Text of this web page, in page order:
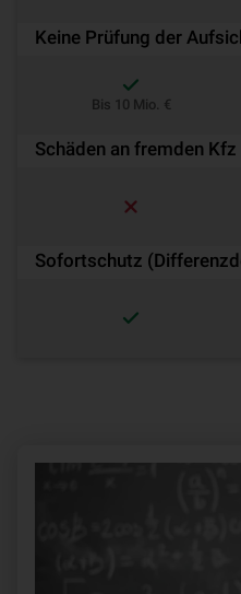
Keine Prüfung der
Bis 10 Mio. €
Schäden an fremden Kfz
Sofortschutz